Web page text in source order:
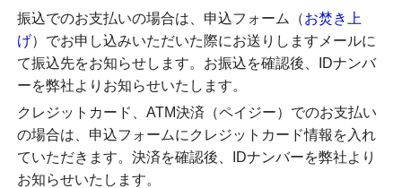
振込でのお支払いの場合は、申込フォーム（お焚き上
げ）でお申し込みいただいた際にお送りしますメールに
て振込先をお知らせします。お振込を確認後、IDナンバ
ーを弊社よりお知らせいたします。
クレジットカード、ATM決済（ペイジー）でのお支払い
の場合は、申込フォームにクレジットカード情報を入れ
ていただきます。決済を確認後、IDナンバーを弊社より
お知らせいたします。